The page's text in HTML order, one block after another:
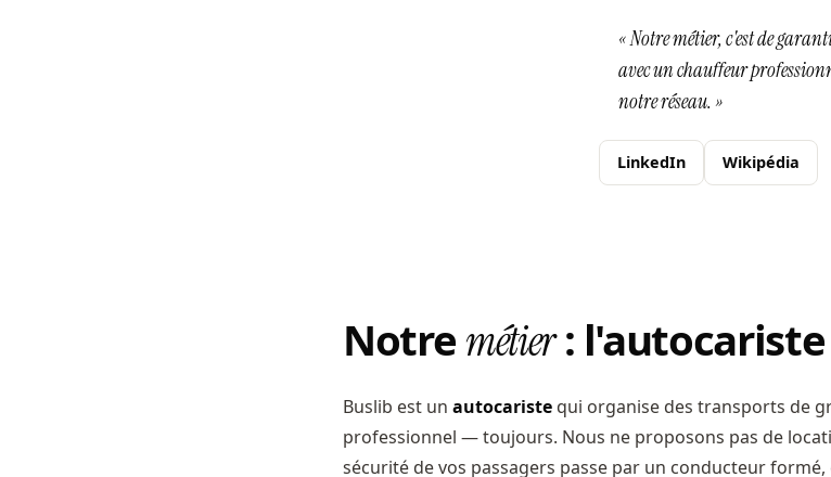
« Notre métier, c'est de
avec un chauffeur
notre réseau. »
LinkedIn Wikipédia
Notre métier:
Buslib est un autocariste qui organise des transports de
professionnel — toujours. Nous ne proposons pas de
sécurité de vos passagers passe par un conducteur